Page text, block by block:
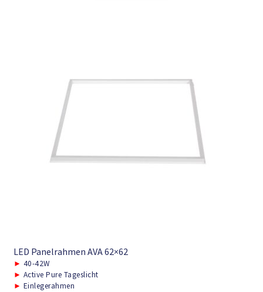
LED Panelrahmen AVA 62×62
► 40-42W
► Active Pure Tageslicht
► Einlegerahmen